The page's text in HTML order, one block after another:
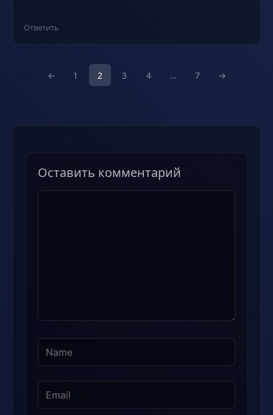
Ответить
← 1 2 3 4 … 7 →
Оставить комментарий
Комментарий